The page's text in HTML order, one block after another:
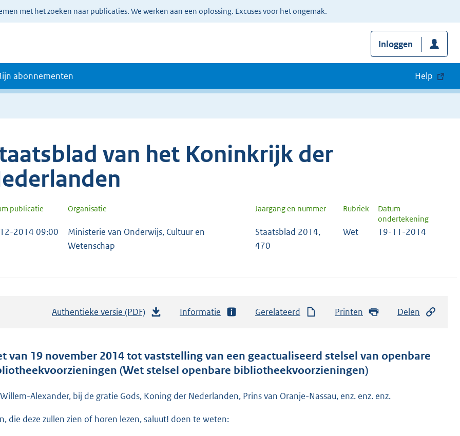
met het zoeken naar publicaties. We werken aan een oplossing. Excuses voor het ongemak.
Inloggen
abonnementen Help
van het Koninkrijk der
publicatie Organisatie Jaargang en nummer Rubriek
Datum
ondertekening
2014 09:00
Ministerie van Onderwijs, Cultuur en
Wetenschap
Staatsblad 2014,
470
Wet 19-11-2014
Authentieke versie (PDF)
t
a
d
g
Informatie Gerelateerd Printen Delen
van 19 november 2014 tot vaststelling van een geactualiseerd stelsel van openbare
(Wet stelsel openbare bibliotheekvoorzieningen)
Alexander, bij de gratie Gods, Koning der Nederlanden, Prins van Oranje-Nassau, enz. enz. enz.
die deze zullen zien of horen lezen, saluut! doen te weten: